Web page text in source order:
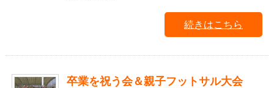
続きはこちら
卒業を祝う会＆親子フットサル大会